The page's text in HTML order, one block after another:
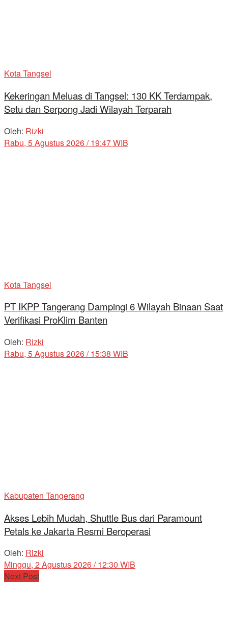
Kota Tangsel
Kekeringan Meluas di Tangsel: 130 KK Terdampak,
Setu dan Serpong Jadi Wilayah Terparah
Oleh: Rizki
Rabu, 5 Agustus 2026 / 19:47 WIB
Kota Tangsel
PT IKPP Tangerang Dampingi 6 Wilayah Binaan Saat
Verifikasi ProKlim Banten
Oleh: Rizki
Rabu, 5 Agustus 2026 / 15:38 WIB
Kabupaten Tangerang
Akses Lebih Mudah, Shuttle Bus dari Paramount
Petals ke Jakarta Resmi Beroperasi
Oleh: Rizki
Minggu, 2 Agustus 2026 / 12:30 WIB
Next Post